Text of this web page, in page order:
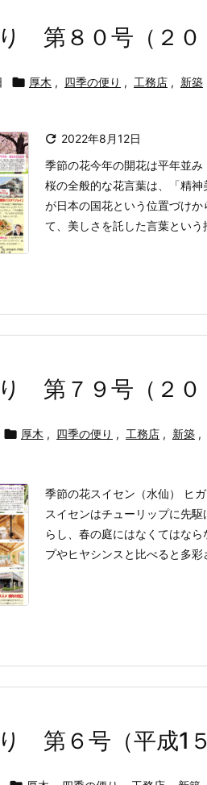
第８０号（２０
 厚木 , 四季の便り , 工務店 , 新築
 2022年8月12日
季節の花今年の開花は平年並
桜の全般的な花言葉は、「精
が日本の国花という位置づけ
て、美しさを託した言葉という
第７９号（２０
 厚木 , 四季の便り , 工務店 , 新築 ,
季節の花スイセン（水仙） ヒ
スイセンはチューリップに先
らし、春の庭にはなくてはな
プやヒヤシンスと比べると多彩
第６号（平成1５